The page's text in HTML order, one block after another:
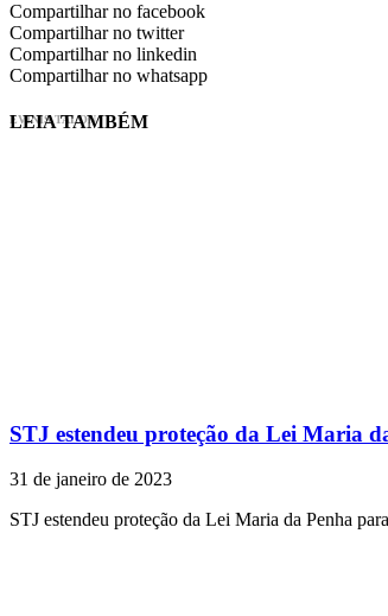
Compartilhar no facebook
Compartilhar no twitter
Compartilhar no linkedin
Compartilhar no whatsapp
EVINIS TALON
LEIA TAMBÉM
STJ estendeu proteção da Lei Maria
31 de janeiro de 2023
STJ estendeu proteção da Lei Maria da Penha